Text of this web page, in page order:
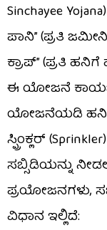
Sinchayee
ಪಾನಿ” (ಪ್ರತಿ
ಕ್ರಾಪ್” (ಪ್ರತಿ
ಈ ಯೋಜನೆ
ಯೋಜನೆಯಡಿ ಹನಿ
ಸ್ಪ್ರಿಂಕ್ಲರ್
ಸಬ್ಸಿಡಿಯನ್ನು
ಪ್ರಯೋಜನಗಳು,
ವಿಧಾನ ಇಲ್ಲಿದೆ: